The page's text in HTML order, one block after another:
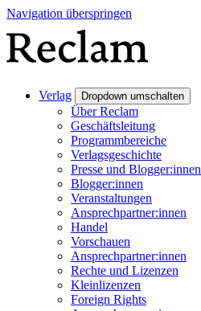
Navigation überspringen
Verlag Dropdown umschalten
Über Reclam
Geschäftsleitung
Programmbereiche
Verlagsgeschichte
Presse und Blogger:innen
Blogger:innen
Veranstaltungen
Ansprechpartner:innen
Handel
Vorschauen
Ansprechpartner:innen
Rechte und Lizenzen
Kleinlizenzen
Foreign Rights